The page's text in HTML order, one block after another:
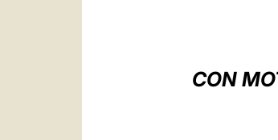
CON